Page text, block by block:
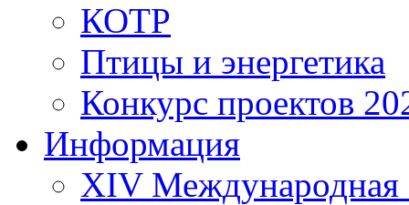
КОТР
Птицы и энергетика
Конкурс проектов
Информация
XIV Международная